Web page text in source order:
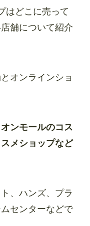
はどこに売って
舗について紹介
オンラインショ
ンモールのコス
メショップなど
、ハンズ、プラ
センターなどで